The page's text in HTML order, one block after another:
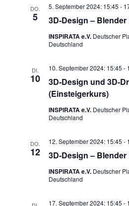
DO.
5 3D-Design –
5. September 2024: 15:45 -
INSPIRATA e.V. Deutscher
Deutschland
DI.
10
3D-Design und 3D-
(Einsteigerkurs)
10. September 2024: 15:45 -
INSPIRATA e.V. Deutscher
Deutschland
DO.
12 3D-Design –
12. September 2024: 15:45 -
INSPIRATA e.V. Deutscher
Deutschland
17. September 2024: 15:45 -